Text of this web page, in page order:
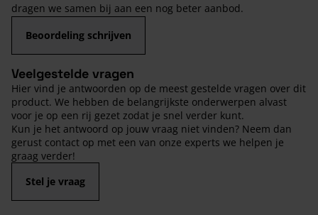
dragen we samen bij aan een nog beter aanbod.
Beoordeling schrijven
Veelgestelde vragen
Hier vind je antwoorden op de meest gestelde vragen over dit
product. We hebben de belangrijkste onderwerpen alvast
voor je op een rij gezet zodat je snel verder kunt.
Kun je het antwoord op jouw vraag niet vinden? Neem dan
gerust contact op met een van onze experts we helpen je
graag verder!
Stel je vraag